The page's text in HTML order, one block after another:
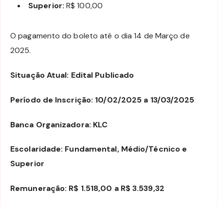
Superior: R$ 100,00
O pagamento do boleto até o dia 14 de Março de
2025.
Situação Atual: Edital Publicado
Período de Inscrição: 10/02/2025 a 13/03/2025
Banca Organizadora: KLC
Escolaridade: Fundamental, Médio/Técnico e
Superior
Remuneração: R$ 1.518,00 a R$ 3.539,32